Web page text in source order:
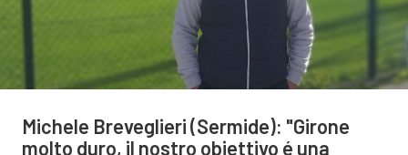
Michele Breveglieri (Sermide): "Girone
molto duro, il nostro obiettivo é una